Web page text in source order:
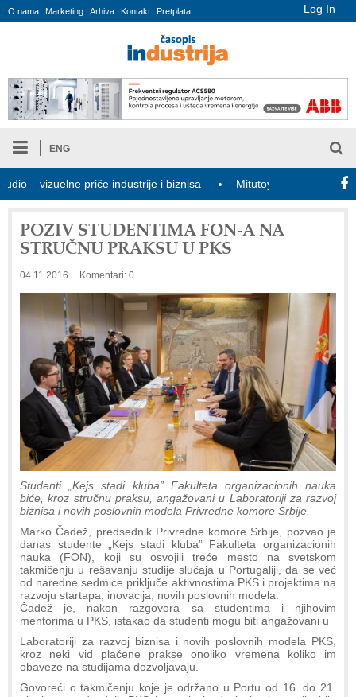
Log In
O nama Marketing Arhiva Kontakt Pretplata
ENG
vizuelne priče industrije i biznisa Mitutoyo Crysta-Apex V
POZIV STUDENTIMA FON-A NA
STRUČNU PRAKSU U PKS
04.11.2016 Komentari: 0
Studenti „Kejs stadi kluba” Fakulteta organizacionih nauka
biće, kroz stručnu praksu, angažovani u Laboratoriji za razvoj
biznisa i novih poslovnih modela Privredne komore Srbije.
Marko Čadež, predsednik Privredne komore Srbije, pozvao je
danas studente „Kejs stadi kluba” Fakulteta organizacionih
nauka (FON), koji su osvojili treće mesto na svetskom
takmičenju u rešavanju studije slučaja u Portugaliji, da se već
od naredne sedmice priključe aktivnostima PKS i projektima na
razvoju startapa, inovacija, novih poslovnih modela.
Čadež je, nakon razgovora sa studentima i njihovim
mentorima u PKS, istakao da studenti mogu biti angažovani u
Laboratoriji za razvoj biznisa i novih poslovnih modela PKS,
kroz neki vid plaćene prakse onoliko vremena koliko im
obaveze na studijama dozvoljavaju.
Govoreći o takmičenju koje je održano u Portu od 16. do 21.